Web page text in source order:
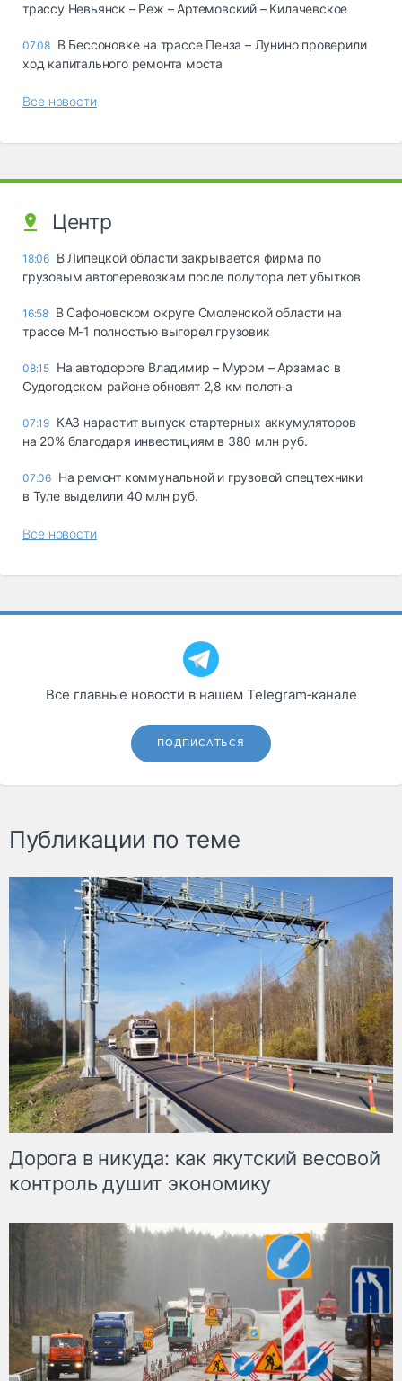
трассу Невьянск – Реж – Артемовский – Килачевское
07.08 В Бессоновке на трассе Пенза – Лунино проверили
ход капитального ремонта моста
Все новости
Центр
18:06 В Липецкой области закрывается фирма по
грузовым автоперевозкам после полутора лет убытков
16:58 В Сафоновском округе Смоленской области на
трассе М-1 полностью выгорел грузовик
08:15 На автодороге Владимир – Муром – Арзамас в
Судогодском районе обновят 2,8 км полотна
07:19 КАЗ нарастит выпуск стартерных аккумуляторов
на 20% благодаря инвестициям в 380 млн руб.
07:06 На ремонт коммунальной и грузовой спецтехники
в Туле выделили 40 млн руб.
Все новости
Все главные новости в нашем Telegram‑канале
ПОДПИСАТЬСЯ
Публикации по теме
Дорога в никуда: как якутский весовой
контроль душит экономику